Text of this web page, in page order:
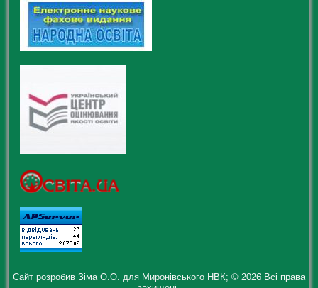
Сайт розробив Зіма О.О. для Миронівського НВК; © 2026 Всі права